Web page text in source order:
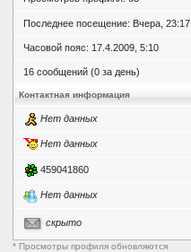
Последнее посещение: Вчера, 23:17
Часовой пояс: 17.4.2009, 5:10
16 сообщений (0 за день)
Контактная информация
Нет данных
Нет данных
459041860
Нет данных
скрыто
* Просмотры профиля обновляются